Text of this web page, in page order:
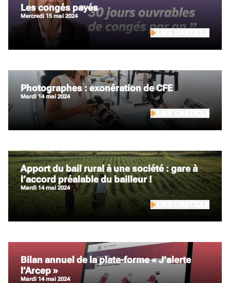
Les congés payés
mercredi 15 mai 2024
Photographes : exonération de CFE
mardi 14 mai 2024
Apport du bail rural à une société : gare à
l’accord préalable du bailleur !
mardi 14 mai 2024
Bilan annuel de la plate-forme « J’alerte
l’Arcep »
mardi 14 mai 2024